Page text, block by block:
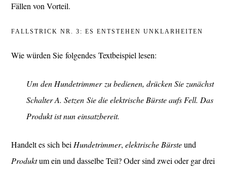
Fällen von Vorteil.
FALLSTRICK NR. 3: ES ENTSTEHEN UNKLARHEITEN
Wie würden Sie folgendes Textbeispiel lesen:
Um den Hundetrimmer zu bedienen, drücken Sie zunächst
Schalter A. Setzen Sie die elektrische Bürste aufs Fell. Das
Produkt ist nun einsatzbereit.
Handelt es sich bei Hundetrimmer,elektrische Bürsteund
Produktum ein und dasselbe Teil? Oder sind zwei oder gar drei